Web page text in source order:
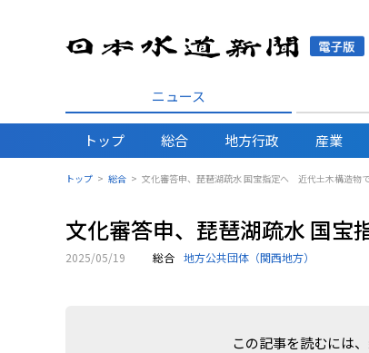
ニュース
トップ 総合 地方行政 産業
トップ 総合 文化審答申、琵琶湖疏水 国宝指定へ 近代土木構造物
文化審答申、琵琶湖疏水 国
2025/05/19 総合 地方公共団体（関西地方）
この記事を読むには